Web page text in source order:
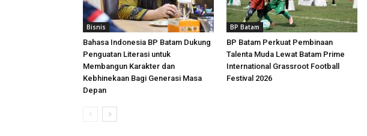
Bisnis
Bahasa Indonesia BP Batam Dukung
Penguatan Literasi untuk
Membangun Karakter dan
Kebhinekaan Bagi Generasi Masa
Depan
BP Batam
BP Batam Perkuat Pembinaan
Talenta Muda Lewat Batam Prime
International Grassroot Football
Festival 2026